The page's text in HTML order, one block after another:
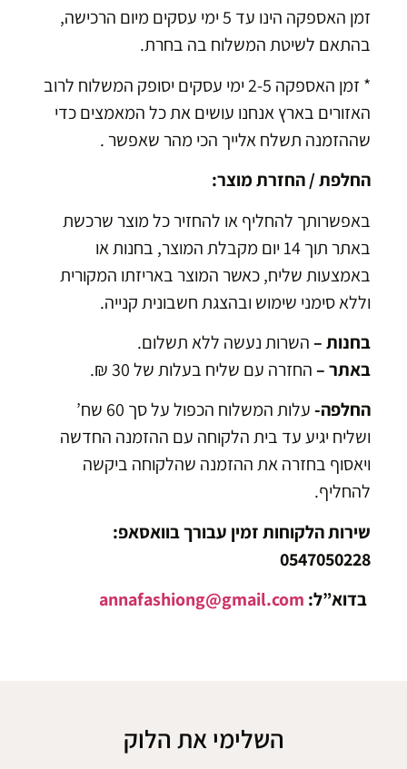
זמן האספקה הינו עד 5 ימי עסקים מיום הרכישה,
לשיטת המשלוח בה בחרת.
* זמן האספקה 2-5 ימי עסקים יסופק המשלוח לרוב
בארץ אנחנו עושים את כל המאמצים כדי
תשלח אלייך הכי מהר שאפשר .
/ החזרת מוצר:
להחליף או להחזיר כל מוצר שרכשת
באתר תוך 14 יום מקבלת המוצר, בחנות או
שליח, כאשר המוצר באריזתו המקורית
סימני שימוש ובהצגת חשבונית קנייה.
–השרות נעשה ללא תשלום.
–החזרה עם שליח בעלות של 30 ₪.
עלות המשלוח הכפול על סך 60 שח’
יגיע עד בית הלקוחה עם ההזמנה החדשה
בחזרה את ההזמנה שהלקוחה ביקשה
הלקוחות זמין עבורך בוואסאפ:
annafashiong@gmail.com
השלימי את הלוק